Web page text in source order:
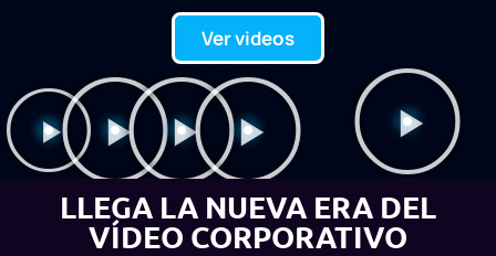
Ver videos
LLEGA LA NUEVA ERA DEL
VÍDEO CORPORATIVO